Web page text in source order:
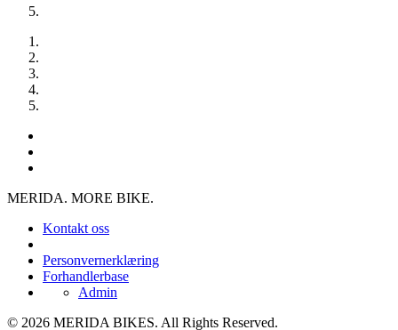
MERIDA. MORE BIKE.
Kontakt oss
Personvernerklæring
Forhandlerbase
Admin
© 2026 MERIDA BIKES. All Rights Reserved.